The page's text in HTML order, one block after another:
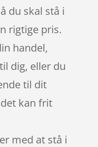
du skal stå i
rigtige pris.
handel,
dig, eller du
til dit
kan frit
med at stå i